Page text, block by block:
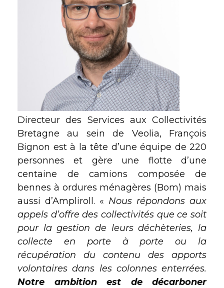
Directeur des Services aux Collectivités
Bretagne au sein de Veolia, François
Bignon est à la tête d’une équipe de 220
personnes et gère une flotte d’une
centaine de camions composée de
bennes à ordures ménagères (Bom) mais
aussi d’Ampliroll. « Nous répondons aux
appels d’offre des collectivités que ce soit
pour la gestion de leurs déchèteries, la
collecte en porte à porte ou la
récupération du contenu des apports
volontaires dans les colonnes enterrées.
Notre ambition est de décarboner